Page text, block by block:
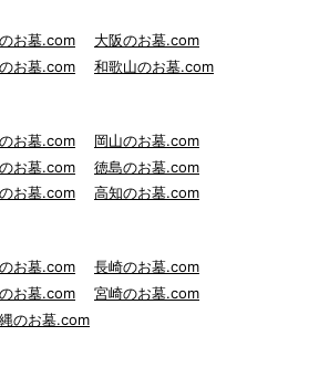
お墓.com
大阪のお墓.com
お墓.com 和歌山のお墓.com
お墓.com
岡山のお墓.com
お墓.com
徳島のお墓.com
お墓.com 高知のお墓.com
お墓.com
長崎のお墓.com
お墓.com
宮崎のお墓.com
のお墓.com